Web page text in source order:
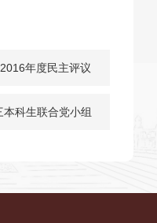
年度民主评议
科生联合党小组